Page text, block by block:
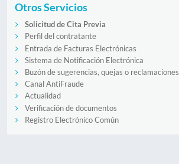
Otros Servicios
Solicitud de Cita Previa
Perfil del contratante
Entrada de Facturas Electrónicas
Sistema de Notificación Electrónica
Buzón de sugerencias, quejas o reclamaciones
Canal AntiFraude
Actualidad
Verificación de documentos
Registro Electrónico Común